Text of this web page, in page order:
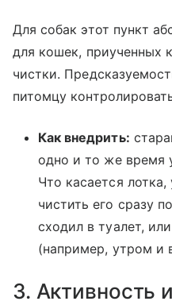
Для собак этот пункт
для кошек, приученных
чистки.
питомцу
Как внедрить:
одно и то же время
Что касается
чистить его сразу
сходил в туалет,
(например, утром и
3. Активность